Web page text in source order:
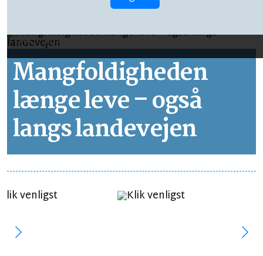
LEDERLÆSETID 1 MIN.
Mangfoldigheden
længe leve – også
langs landevejen